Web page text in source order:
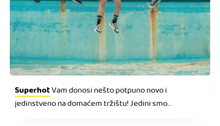
SuperhotVam donosi nešto potpuno novo i
jedinstveno na domaćem tržištu! Jedini smo